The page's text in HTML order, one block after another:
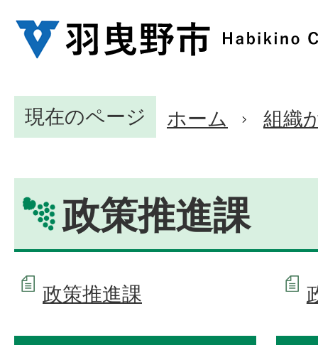
現在のページ ホーム 組織
政策推進課
政策推進課